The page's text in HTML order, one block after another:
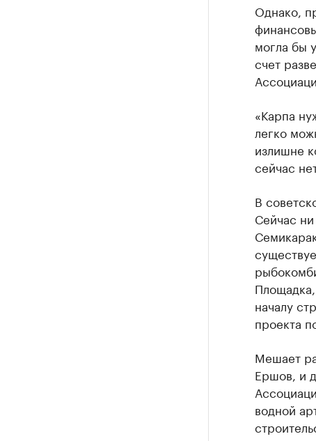
Однако,
могла бы
счет
«Карпа
легко
излишне
сейчас
В
Сейчас
началу
проекта
Мешает
Ершов, и
водной